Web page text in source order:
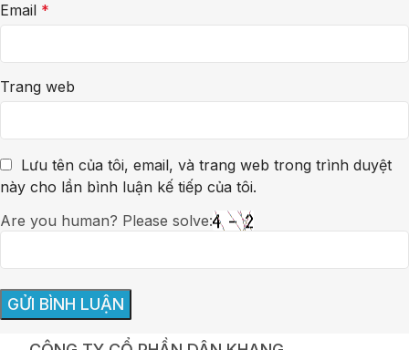
Email *
Trang web
Lưu tên của tôi, email, và trang web trong trình duyệt
này cho lần bình luận kế tiếp của tôi.
Are you human? Please solve: